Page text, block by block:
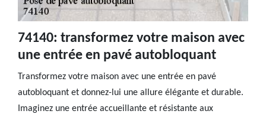
74140: transformez votre maison avec
une entrée en pavé autobloquant
Transformez votre maison avec une entrée en pavé
autobloquant et donnez-lui une allure élégante et durable.
Imaginez une entrée accueillante et résistante aux